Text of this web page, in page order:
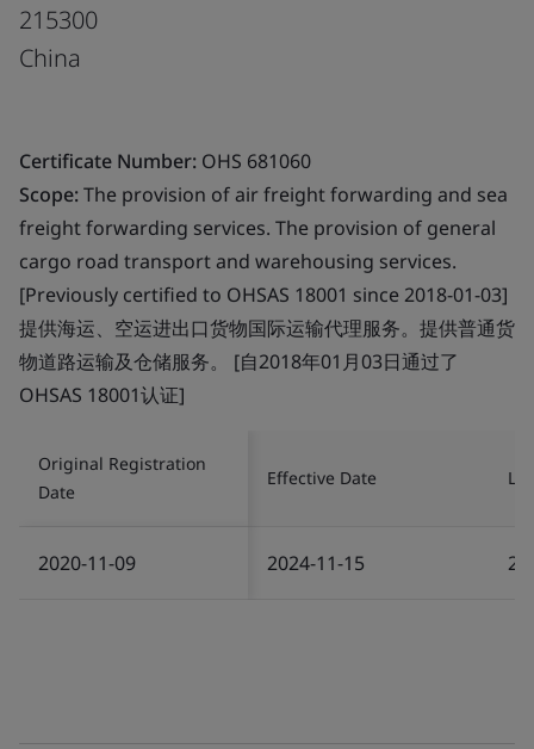
215300
China
Certificate Number: OHS 681060
Scope:The provision of air freight forwarding and sea
freight forwarding services. The provision of general
cargo road transport and warehousing services.
[Previously certified to OHSAS 18001 since 2018-01-03]
提供海运、空运进出口货物国际运输代理服务。提供普通货
物道路运输及仓储服务。 [自2018年01月03日通过了
OHSAS 18001认证]
Original Registration
Date
Effective Date
2020-11-09 2024-11-15